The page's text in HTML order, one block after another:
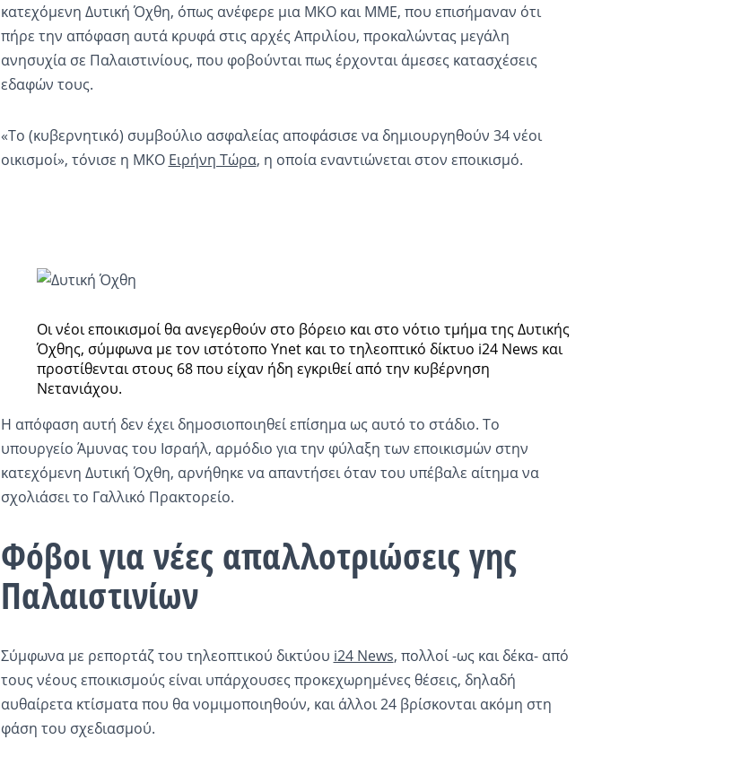
κατεχόμενη Δυτική Όχθη, όπως ανέφερε μια ΜΚΟ και ΜΜΕ, που επισήμαναν ότι
πήρε την απόφαση αυτά κρυφά στις αρχές Απριλίου, προκαλώντας μεγάλη
ανησυχία σε Παλαιστινίους, που φοβούνται πως έρχονται άμεσες κατασχέσεις
εδαφών τους.
«Το (κυβερνητικό) συμβούλιο ασφαλείας αποφάσισε να δημιουργηθούν 34 νέοι
οικισμοί», τόνισε η ΜΚΟ Ειρήνη Τώρα, η οποία εναντιώνεται στον εποικισμό.
Οι νέοι εποικισμοί θα ανεγερθούν στο βόρειο και στο νότιο τμήμα της Δυτικής
Όχθης, σύμφωνα με τον ιστότοπο Ynet και το τηλεοπτικό δίκτυο i24 News και
προστίθενται στους 68 που είχαν ήδη εγκριθεί από την κυβέρνηση
Νετανιάχου.
Η απόφαση αυτή δεν έχει δημοσιοποιηθεί επίσημα ως αυτό το στάδιο. Το
υπουργείο Άμυνας του Ισραήλ, αρμόδιο για την φύλαξη των εποικισμών στην
κατεχόμενη Δυτική Όχθη, αρνήθηκε να απαντήσει όταν του υπέβαλε αίτημα να
σχολιάσει το Γαλλικό Πρακτορείο.
Φόβοι για νέες απαλλοτριώσεις γης
Παλαιστινίων
Σύμφωνα με ρεπορτάζ του τηλεοπτικού δικτύου i24 News, πολλοί -ως και δέκα- από
τους νέους εποικισμούς είναι υπάρχουσες προκεχωρημένες θέσεις, δηλαδή
αυθαίρετα κτίσματα που θα νομιμοποιηθούν, και άλλοι 24 βρίσκονται ακόμη στη
φάση του σχεδιασμού.